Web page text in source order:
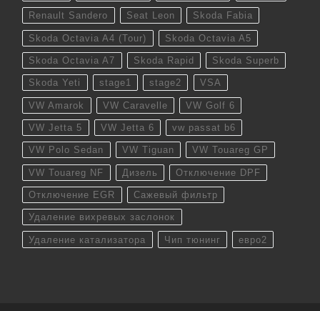
Renault Sandero Seat Leon Skoda Fabia
Skoda Octavia A4 (Tour) Skoda Octavia A5
Skoda Octavia A7 Skoda Rapid Skoda Superb
Skoda Yeti stage1 stage2 VSA
VW Amarok VW Caravelle VW Golf 6
VW Jetta 5 VW Jetta 6 vw passat b6
VW Polo Sedan VW Tiguan VW Touareg GP
VW Touareg NF Дизель Отключение DPF
Отключение EGR Сажевый фильтр
Удаление вихревых заслонок
Удаление катализатора Чип тюнинг евро2